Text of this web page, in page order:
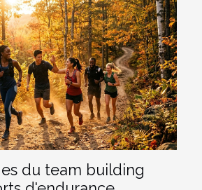
du team building